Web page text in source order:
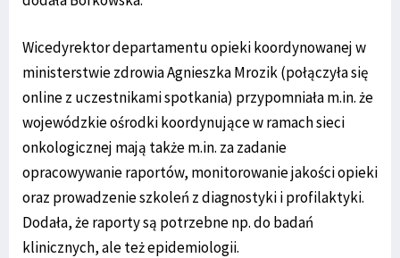
Wicedyrektor departamentu opieki koordynowanej w
ministerstwie zdrowia Agnieszka Mrozik (połączyła się
online z uczestnikami spotkania) przypomniała m.in. że
wojewódzkie ośrodki koordynujące w ramach sieci
onkologicznej mają także m.in. za zadanie
opracowywanie raportów, monitorowanie jakości opieki
oraz prowadzenie szkoleń z diagnostyki i profilaktyki.
Dodała, że raporty są potrzebne np. do badań
klinicznych, ale też epidemiologii.